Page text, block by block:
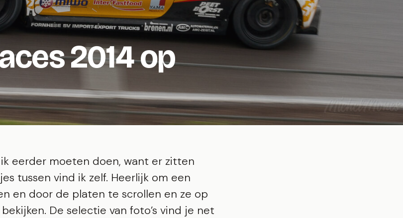
2014 op
eerder moeten doen, want er zitten
tussen vind ik zelf. Heerlijk om een
en door de platen te scrollen en ze op
De selectie van foto’s vind je net